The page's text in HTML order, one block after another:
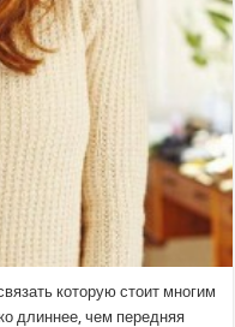
которую стоит многим
длиннее, чем передняя